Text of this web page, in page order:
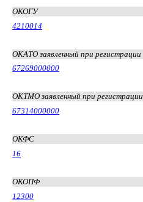
ОКОГУ
4210014
ОКАТО заявленный при регистрации
67269000000
ОКТМО заявленный при регистрации
67314000000
ОКФС
16
ОКОПФ
12300